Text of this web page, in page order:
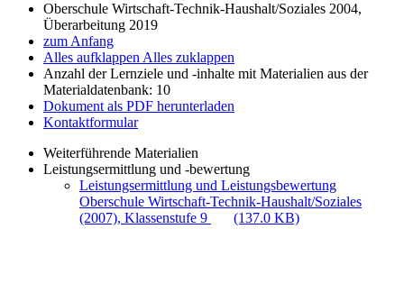
Oberschule Wirtschaft-Technik-Haushalt/Soziales 2004,
Überarbeitung 2019
zum Anfang
Alles aufklappen Alles zuklappen
Anzahl der Lernziele und -inhalte mit Materialien aus der
Materialdatenbank: 10
Dokument als PDF herunterladen
Kontaktformular
Weiterführende Materialien
Leistungsermittlung und -bewertung
Leistungsermittlung und Leistungsbewertung
Oberschule Wirtschaft-Technik-Haushalt/Soziales
(2007), Klassenstufe 9
(137.0 KB)